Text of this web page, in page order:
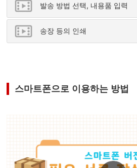
발송 방법 선택, 내용품 입력
송장 등의 인쇄
스마트폰으로 이용하는 방법